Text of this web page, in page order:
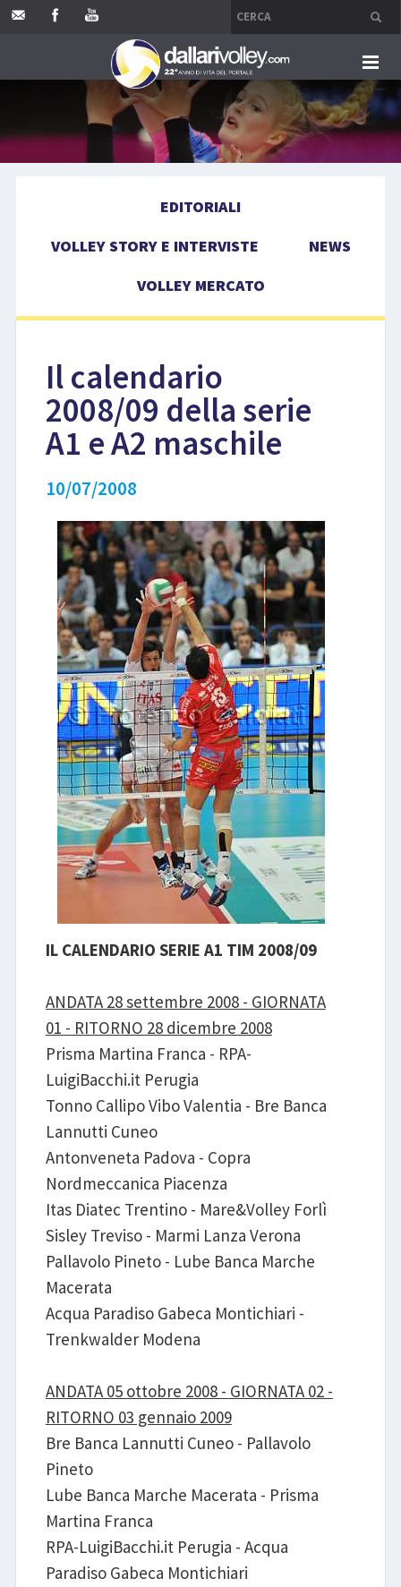
HOME
EVENTI
LIBRI
EDITORIALI
VOLLEY STORY E INTERVISTE
NEWS
VOLLEY MERCATO
Il calendario
2008/09 della serie
A1 e A2 maschile
10/07/2008
IL CALENDARIO SERIE A1 TIM 2008/09
ANDATA 28 settembre 2008 - GIORNATA
01 - RITORNO 28 dicembre 2008
Prisma Martina Franca - RPA-
LuigiBacchi.it Perugia
Tonno Callipo Vibo Valentia - Bre Banca
Lannutti Cuneo
Antonveneta Padova - Copra
Nordmeccanica Piacenza
Itas Diatec Trentino - Mare&Volley Forlì
Sisley Treviso - Marmi Lanza Verona
Pallavolo Pineto - Lube Banca Marche
Macerata
Acqua Paradiso Gabeca Montichiari -
Trenkwalder Modena
ANDATA 05 ottobre 2008 - GIORNATA 02 -
RITORNO 03 gennaio 2009
Bre Banca Lannutti Cuneo - Pallavolo
Pineto
Lube Banca Marche Macerata - Prisma
Martina Franca
RPA-LuigiBacchi.it Perugia - Acqua
Paradiso Gabeca Montichiari